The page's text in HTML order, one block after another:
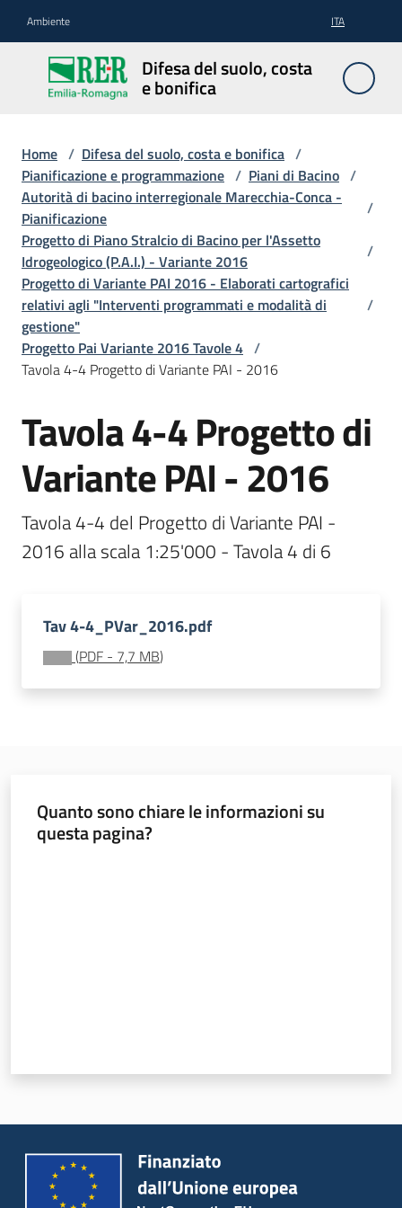
Ambiente ITA
Difesa del suolo, costa
e bonifica
Difesa
del
suolo,
bonifica
Pianificazione
e
programmazione
Temi
Documentazione
Comunicazione
Ambiente
Argomenti
Leggi Atti Bandi
Home / Difesa del suolo, costa e bonifica /
Pianificazione e programmazione / Piani di Bacino /
Autorità di bacino interregionale Marecchia-Conca -
Pianificazione
/
Progetto di Piano Stralcio di Bacino per l'Assetto
Idrogeologico (P.A.I.) - Variante 2016
/
Progetto di Variante PAI 2016 - Elaborati cartografici
relativi agli "Interventi programmati e modalità di
gestione"
/
Progetto Pai Variante 2016 Tavole 4 /
Tavola 4-4 Progetto di Variante PAI - 2016
Tavola 4-4 Progetto di
Variante PAI - 2016
Tavola 4-4 del Progetto di Variante PAI -
2016 alla scala 1:25'000 - Tavola 4 di 6
Tav 4-4_PVar_2016.pdf
(PDF - 7,7 MB)
Quanto sono chiare le informazioni su
questa pagina?